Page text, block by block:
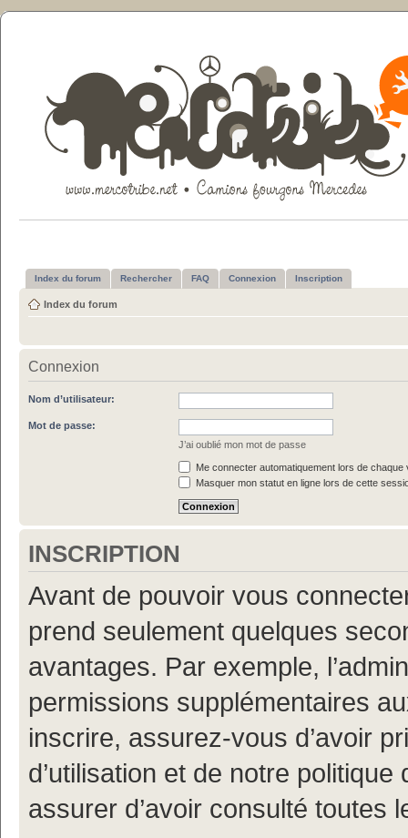
Index du forum Rechercher FAQ Connexion Inscription
Index du forum
Connexion
Nom d’utilisateur:
Mot de passe:
J’ai oublié mon mot de passe
Me connecter automatiquement lors de chaque
Masquer mon statut en ligne lors de cette
INSCRIPTION
Avant de pouvoir vous
prend seulement quelques
avantages. Par exemple,
permissions supplémentaires
inscrire, assurez-vous d’avoir
d’utilisation et de notre
assurer d’avoir consulté toutes